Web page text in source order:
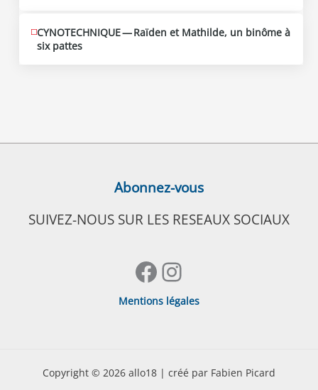
CYNOTECHNIQUE — Raïden et Mathilde, un binôme à
six pattes
Abonnez-vous
SUIVEZ-NOUS SUR LES RESEAUX SOCIAUX
Facebook
Instagram
Mentions légales
Copyright © 2026 allo18 | créé par Fabien Picard